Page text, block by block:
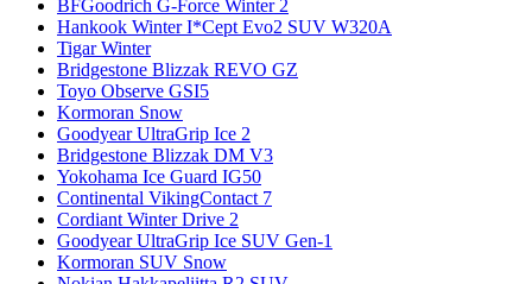
BFGoodrich G-Force Winter 2
Hankook Winter I*Cept Evo2 SUV W320A
Tigar Winter
Bridgestone Blizzak REVO GZ
Toyo Observe GSI5
Kormoran Snow
Goodyear UltraGrip Ice 2
Bridgestone Blizzak DM V3
Yokohama Ice Guard IG50
Continental VikingContact 7
Cordiant Winter Drive 2
Goodyear UltraGrip Ice SUV Gen-1
Kormoran SUV Snow